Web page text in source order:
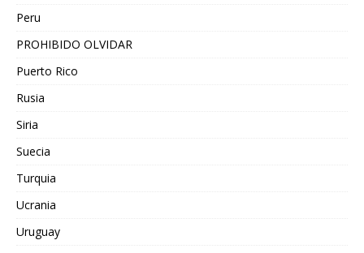
Peru
PROHIBIDO OLVIDAR
Puerto Rico
Rusia
Siria
Suecia
Turquia
Ucrania
Uruguay